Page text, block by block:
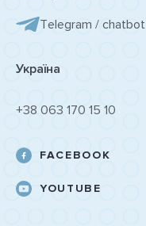
Tеlegram / chatbot
Україна
+38 063 170 15 10
FACEBOOK
YOUTUBE